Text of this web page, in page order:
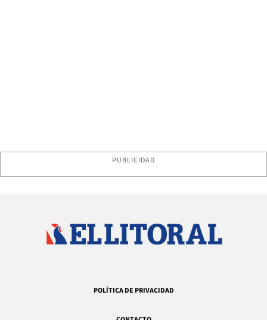
PUBLICIDAD
POLÍTICA DE PRIVACIDAD